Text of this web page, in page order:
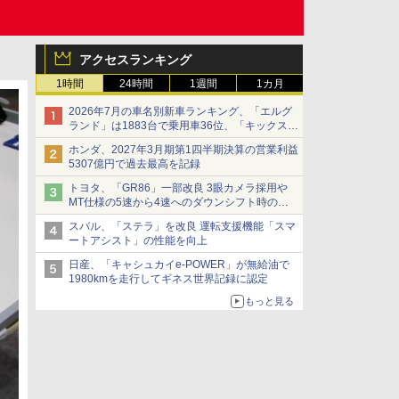
アクセスランキング
1時間 24時間 1週間 1カ月
2026年7月の車名別新車ランキング、「エルグ
ランド」は1883台で乗用車36位、「キックス」
は2591台で27位に
ホンダ、2027年3月期第1四半期決算の営業利益
5307億円で過去最高を記録
トヨタ、「GR86」一部改良 3眼カメラ採用や
MT仕様の5速から4速へのダウンシフト時の操
作性向上など
スバル、「ステラ」を改良 運転支援機能「スマ
ートアシスト」の性能を向上
日産、「キャシュカイe-POWER」が無給油で
1980kmを走行してギネス世界記録に認定
もっと見る